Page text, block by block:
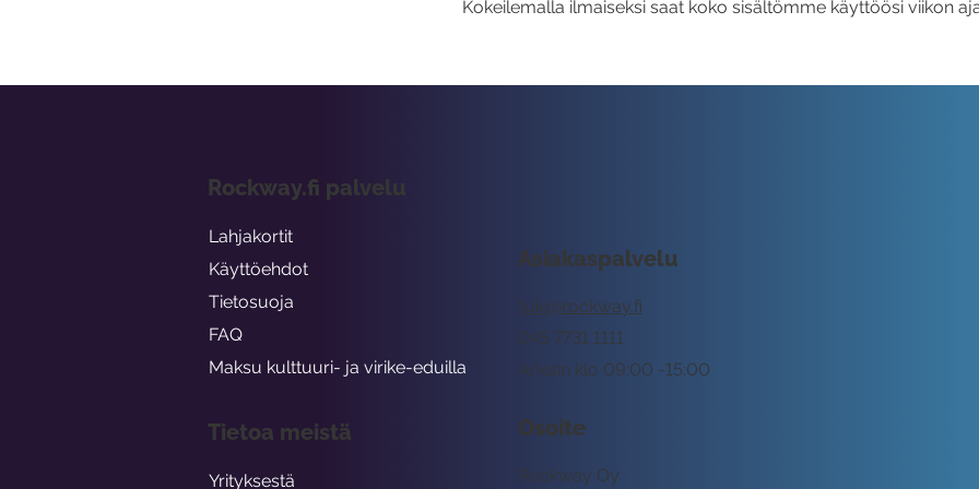
Kokeilemalla ilmaiseksi saat koko sisältömme käyttöösi viikon
Asiakaspalvelu
tuki@rockway.fi
Arkisin klo 09:00 -15:00
045 7731 1111
Osoite
Rockway Oy
Rockway.fi palvelu
Lahjakortit
Käyttöehdot
Tietosuoja
FAQ
Maksu kulttuuri- ja virike-eduilla
Tietoa meistä
Yrityksestä